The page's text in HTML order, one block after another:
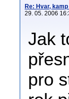
Re: Hvar,
29. 05. 2006
Jak
pro